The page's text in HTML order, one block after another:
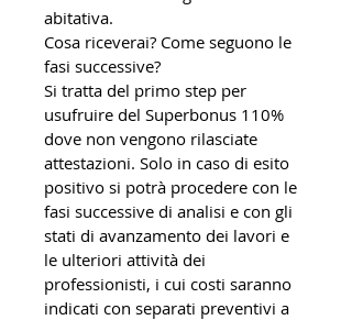
abitativa.
Cosa riceverai? Come seguono le
fasi successive?
Si tratta del primo step per
usufruire del Superbonus 110%
dove non vengono rilasciate
attestazioni. Solo in caso di esito
positivo si potrà procedere con le
fasi successive di analisi e con gli
stati di avanzamento dei lavori e
le ulteriori attività dei
professionisti, i cui costi saranno
indicati con separati preventivi a